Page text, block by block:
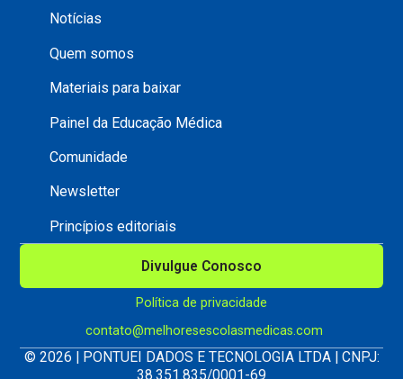
Notícias
Quem somos
Materiais para baixar
Painel da Educação Médica
Comunidade
Newsletter
Princípios editoriais
Divulgue Conosco
Política de privacidade
contato@melhoresescolasmedicas.com
© 2026 | PONTUEI DADOS E TECNOLOGIA LTDA | CNPJ:
38.351.835/0001-69